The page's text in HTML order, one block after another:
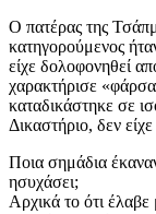
Ο πατέρας της
κατηγορούμενος
είχε δολοφονηθεί
χαρακτήρισε
καταδικάστηκε σε
Δικαστήριο, δεν
Ποια σημάδια
ησυχάσει;
Αρχικά το ότι